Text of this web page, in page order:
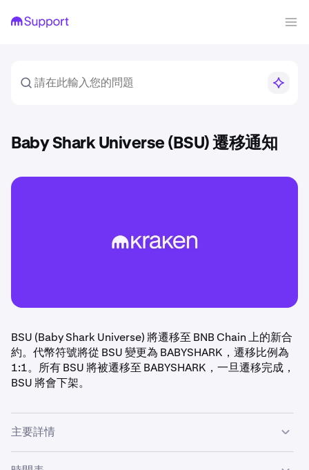
Baby Shark Universe (BSU) 遷移通知
BSU (Baby Shark Universe) 將遷移至 BNB Chain 上的新合
約。代幣符號將從 BSU 變更為 BABYSHARK，遷移比例為
1:1。所有 BSU 將被遷移至 BABYSHARK，一旦遷移完成，
BSU 將會下架。
主要詳情
遷移比例：1 BSU : 1 BABYSHARK